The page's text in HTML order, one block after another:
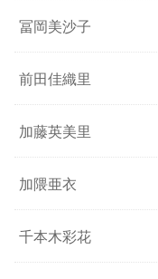
冨岡美沙子
前田佳織里
加藤英美里
加隈亜衣
千本木彩花